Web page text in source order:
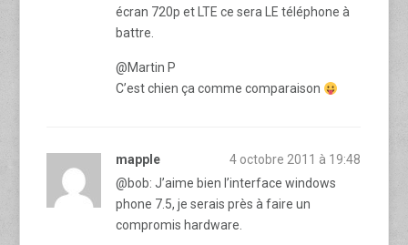
écran 720p et LTE ce sera LE téléphone à
battre.
@Martin P
C’est chien ça comme comparaison
mapple
4 octobre 2011 à 19:48
@bob: J’aime bien l’interface windows
phone 7.5, je serais près à faire un
compromis hardware.